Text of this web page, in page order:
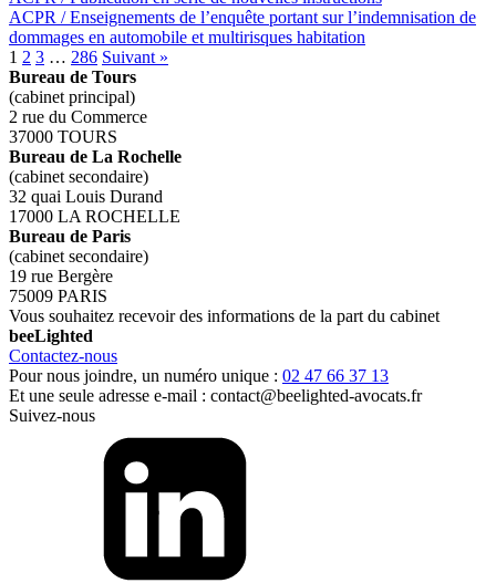
ACPR / Enseignements de l’enquête portant sur l’indemnisation de
dommages en automobile et multirisques habitation
1 2 3 … 286 Suivant »
Bureau de Tours
(cabinet principal)
2 rue du Commerce
37000 TOURS
Bureau de La Rochelle
(cabinet secondaire)
32 quai Louis Durand
17000 LA ROCHELLE
Bureau de Paris
(cabinet secondaire)
19 rue Bergère
75009 PARIS
Vous souhaitez recevoir des informations de la part du cabinet
beeLighted
Contactez-nous
Pour nous joindre, un numéro unique : 02 47 66 37 13
Et une seule adresse e-mail : contact@beelighted-avocats.fr
Suivez-nous